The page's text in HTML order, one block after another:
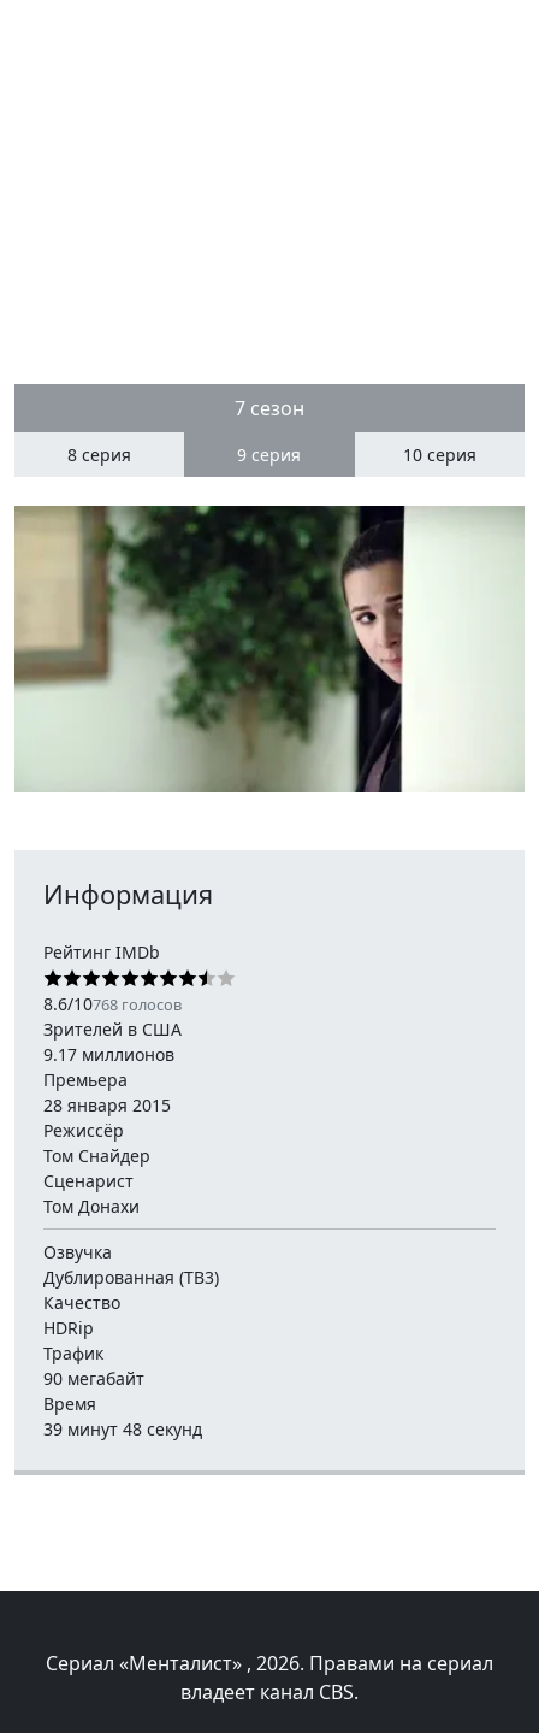
7 сезон
8 серия 9 серия 10 серия
Информация
Рейтинг IMDb
8.6/10768 голосов
Зрителей в США
9.17 миллионов
Премьера
28 января 2015
Режиссёр
Том Снайдер
Сценарист
Том Донахи
Озвучка
Дублированная (ТВ3)
Качество
HDRip
Трафик
90 мегабайт
Время
39 минут 48 секунд
Сериал «Менталист» , 2026. Правами на сериал
владеет канал CBS.